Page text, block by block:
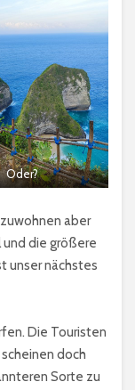
Oder?
aber
und die größere
unser nächstes
Die Touristen
doch
Sorte zu